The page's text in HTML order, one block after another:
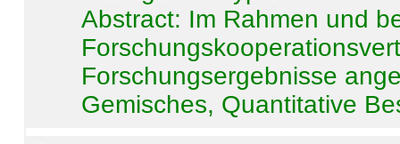
Abstract: Im Rahmen und
Forschungsergebnisse
Gemisches, Quantitative